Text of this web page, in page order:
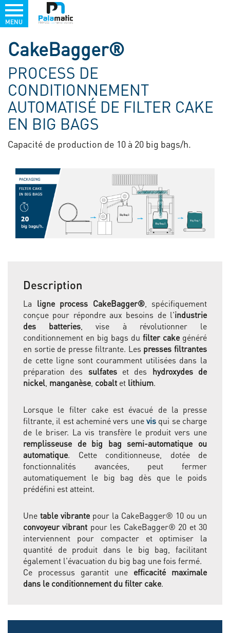
contenu
principal
MENU
CakeBagger®
PROCESS DE
CONDITIONNEMENT
AUTOMATISÉ DE FILTER CAKE
EN BIG BAGS
Capacité de production de 10 à 20 big bags/h.
Description
La ligne process CakeBagger®, spécifiquement
conçue pour répondre aux besoins de l'industrie
des batteries , vise à révolutionner le
conditionnement en big bags du filter cakegénéré
en sortie de presse filtrante. Les presses filtrantes
de cette ligne sont couramment utilisées dans la
préparation des sulfateset des hydroxydes de
nickel manganèse, cobalt et lithium.
Lorsque le filter cake est évacué de la presse
filtrante, il est acheminé vers unevis qui se charge
de le briser. La vis transfère le produit vers une
remplisseuse de big bag semi-automatique ou
automatique. Cette conditionneuse, dotée de
fonctionnalités avancées, peut fermer
automatiquement le big bag dès que le poids
prédéfini est atteint.
Une table vibrantepour la CakeBagger® 10 ou un
convoyeur vibrant pour les CakeBagger® 20 et 30
interviennent pour compacter et optimiser la
quantité de produit dans le big bag, facilitant
également l'évacuation du big bag une fois fermé.
Ce processus garantit une efficacité maximale
dans le conditionnement du filter cake.